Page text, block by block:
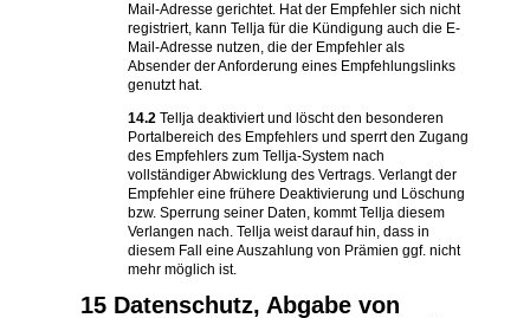
Mail-Adresse gerichtet. Hat der Empfehler sich nicht
registriert, kann Tellja für die Kündigung auch die E-
Mail-Adresse nutzen, die der Empfehler als
Absender der Anforderung eines Empfehlungslinks
genutzt hat.
14.2 Tellja deaktiviert und löscht den besonderen
Portalbereich des Empfehlers und sperrt den Zugang
des Empfehlers zum Tellja-System nach
vollständiger Abwicklung des Vertrags. Verlangt der
Empfehler eine frühere Deaktivierung und Löschung
bzw. Sperrung seiner Daten, kommt Tellja diesem
Verlangen nach. Tellja weist darauf hin, dass in
diesem Fall eine Auszahlung von Prämien ggf. nicht
mehr möglich ist.
15 Datenschutz, Abgabe von